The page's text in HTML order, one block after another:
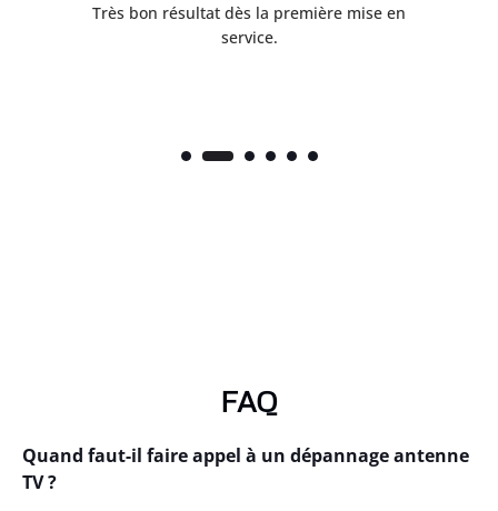
Très bon résultat dès la première mise en
service.
FAQ
Quand faut-il faire appel à un dépannage antenne
TV ?